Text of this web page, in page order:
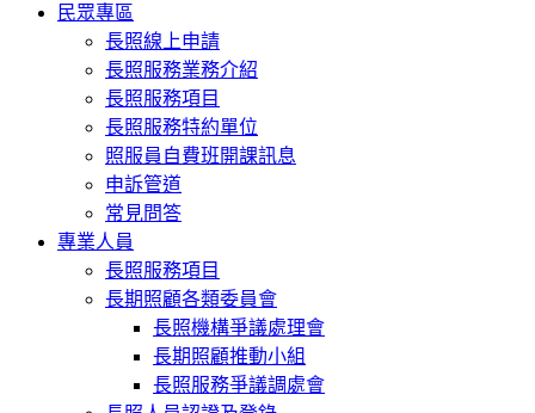
民眾專區
長照線上申請
長照服務業務介紹
長照服務項目
長照服務特約單位
照服員自費班開課訊息
申訴管道
常見問答
專業人員
長照服務項目
長期照顧各類委員會
長照機構爭議處理會
長期照顧推動小組
長照服務爭議調處會